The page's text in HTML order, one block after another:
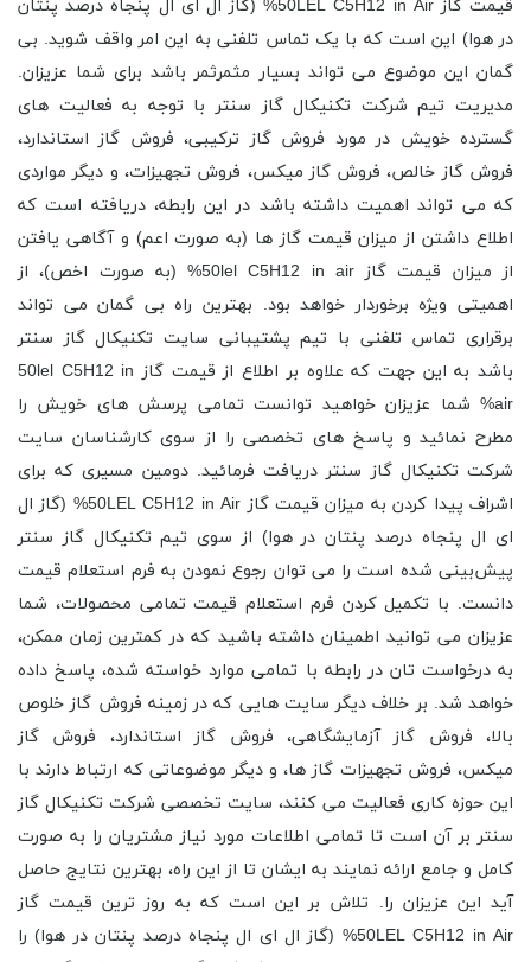
قیمت گاز 50LEL C5H12 in Air% (گاز ال ای ال پنجاه درصد پنتان
در هوا) این است که با یک تماس تلفنی به این امر واقف شوید. بی
گمان این موضوع می تواند بسیار مثمرثمر باشد برای شما عزیزان.
مدیریت تیم شرکت تکنیکال گاز سنتر با توجه به فعالیت های
گسترده خویش در مورد فروش گاز ترکیبی، فروش گاز استاندارد،
فروش گاز خالص، فروش گاز میکس، فروش تجهیزات، و دیگر مواردی
که می تواند اهمیت داشته باشد در این رابطه، دریافته است که
اطلاع داشتن از میزان قیمت گاز ها (به صورت اعم) و آگاهی یافتن
از میزان قیمت گاز 50lel C5H12 in air% (به صورت اخص)، از
اهمیتی ویژه برخوردار خواهد بود. بهترین راه بی گمان می تواند
برقراری تماس تلفنی با تیم پشتیبانی سایت تکنیکال گاز سنتر
باشد به این جهت که علاوه بر اطلاع از قیمت گاز 50lel C5H12 in
air% شما عزیزان خواهید توانست تمامی پرسش های خویش را
مطرح نمائید و پاسخ های تخصصی را از سوی کارشناسان سایت
شرکت تکنیکال گاز سنتر دریافت فرمائید. دومین مسیری که برای
اشراف پیدا کردن به میزان قیمت گاز 50LEL C5H12 in Air% (گاز ال
ای ال پنجاه درصد پنتان در هوا) از سوی تیم تکنیکال گاز سنتر
پیش‌بینی شده است را می توان رجوع نمودن به فرم استعلام قیمت
دانست. با تکمیل کردن فرم استعلام قیمت تمامی محصولات، شما
عزیزان می توانید اطمینان داشته باشید که در کمترین زمان ممکن،
به درخواست تان در رابطه با تمامی موارد خواسته شده، پاسخ داده
خواهد شد. بر خلاف دیگر سایت هایی که در زمینه فروش گاز خلوص
بالا، فروش گاز آزمایشگاهی، فروش گاز استاندارد، فروش گاز
میکس، فروش تجهیزات گاز ها، و دیگر موضوعاتی که ارتباط دارند با
این حوزه کاری فعالیت می کنند، سایت تخصصی شرکت تکنیکال گاز
سنتر بر آن است تا تمامی اطلاعات مورد نیاز مشتریان را به صورت
کامل و جامع ارائه نمایند به ایشان تا از این راه، بهترین نتایج حاصل
آید این عزیزان را. تلاش بر این است که به روز ترین قیمت گاز
50LEL C5H12 in Air% (گاز ال ای ال پنجاه درصد پنتان در هوا) را